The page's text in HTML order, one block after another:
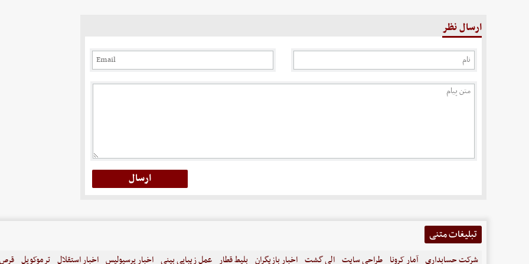
ارسال نظر
تبلیغات متنی
شرکت حسابداری آمار کرونا طراحی سایت الی گشت اخبار بازیگران بلیط قطار عمل زیبایی بینی اخبار پرسپولیس اخبار استقلال ترموکوپل قرص